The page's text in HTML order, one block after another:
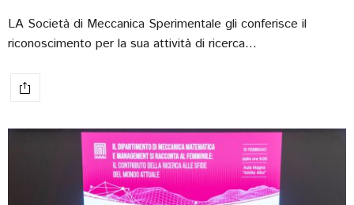
LA Società di Meccanica Sperimentale gli conferisce il
riconoscimento per la sua attività di ricerca…